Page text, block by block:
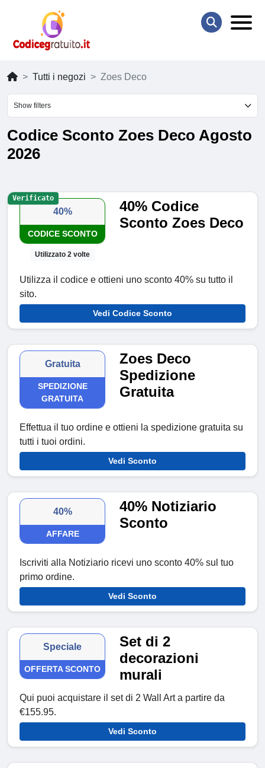
Tutti i negozi Zoes Deco
Show filters
Codice Sconto Zoes Deco Agosto
2026
40%
CODICE SCONTO
Utilizzato 2 volte
40% Codice
Sconto Zoes Deco
Utilizza il codice e ottieni uno sconto 40% su tutto il
sito.
Vedi Codice Sconto
Verificato
Gratuita
SPEDIZIONE
GRATUITA
Zoes Deco
Spedizione
Gratuita
Effettua il tuo ordine e ottieni la spedizione gratuita su
tutti i tuoi ordini.
Vedi Sconto
40%
AFFARE
40% Notiziario
Sconto
Iscriviti alla Notiziario ricevi uno sconto 40% sul tuo
primo ordine.
Vedi Sconto
Speciale
OFFERTA SCONTO
Set di 2
decorazioni
murali
Qui puoi acquistare il set di 2 Wall Art a partire da
€155.95.
Vedi Sconto